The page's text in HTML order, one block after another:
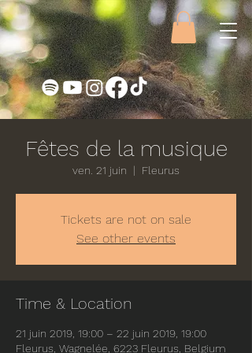
Fêtes de la musique
ven. 21 juin
  |
Fleurus
Tickets are not on sale
See other events
Time & Location
21 juin 2019, 19:00 – 22 juin 2019, 19:00
Fleurus, Wagnelée, 6223 Fleurus, Belgium